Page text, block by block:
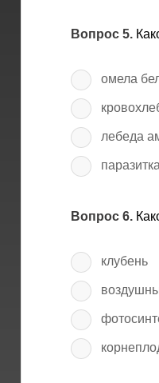
Вопрос 5.
омела
лебеда
паразитка
Вопрос 6.
клубень